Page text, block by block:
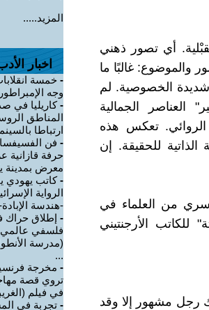
أي تصور ذهني
والموضوع: غالبًا ما
شديدة الخصوصية. لم
الجمالية
الروائي. تعكس هذه
الذاتية للحقيقة. إن
من العلماء في
للكاتب الأرجنتيني
رجل مشهور إلا وقد
المزيد.....
اخبار
- خمسة
وجه
-كاريليا في
المناطق
ارتباطا
- فن
حرفة قازانية
معرض بمدينة
-كاتب يهودي
الرواية
-هندسة
- إطلاق حراك
فلسفي عالمي
(مدرسة
...
- مخرجة
تروي قصة
في فيلم
- تجربة في